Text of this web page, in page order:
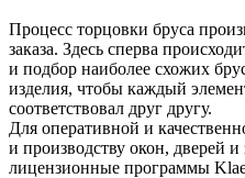
Процесс торцовки бруса
заказа. Здесь сперва
и подбор наиболее схожих
изделия, чтобы каждый
соответствовал друг другу.
Для оперативной и
и производству окон, дверей
лицензионные программы